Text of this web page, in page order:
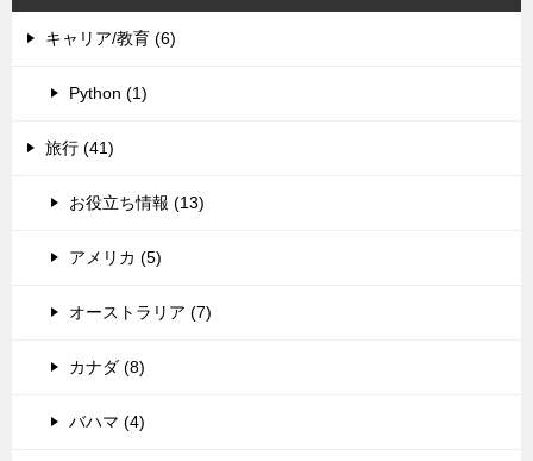
キャリア/教育 (6)
Python (1)
旅行 (41)
お役立ち情報 (13)
アメリカ (5)
オーストラリア (7)
カナダ (8)
バハマ (4)